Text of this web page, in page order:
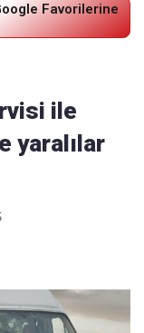
Favorilerine
ile
yaralılar